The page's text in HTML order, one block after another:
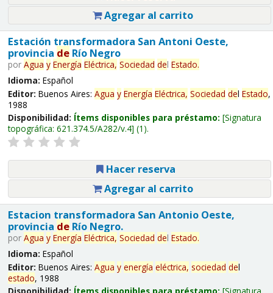
Agregar al carrito
Estación transformadora San Antoni Oeste,
provincia deRío Negro
por Agua y Energía Eléctrica, Sociedad del Estado.
Idioma: Español
Editor: Buenos Aires: Agua y Energía Eléctrica, Sociedad del Estado,
1988
Disponibilidad: Ítems disponibles para préstamo: Signatura
topográfica: 621.374.5/A282/v.4 (1).
Hacer reserva
Agregar al carrito
Estacion transformadora San Antonio Oeste,
provincia deRío Negro.
por Agua y Energía Eléctrica, Sociedad del Estado.
Idioma: Español
Editor: Buenos Aires: Agua y energía eléctrica, sociedad del
estado, 1988